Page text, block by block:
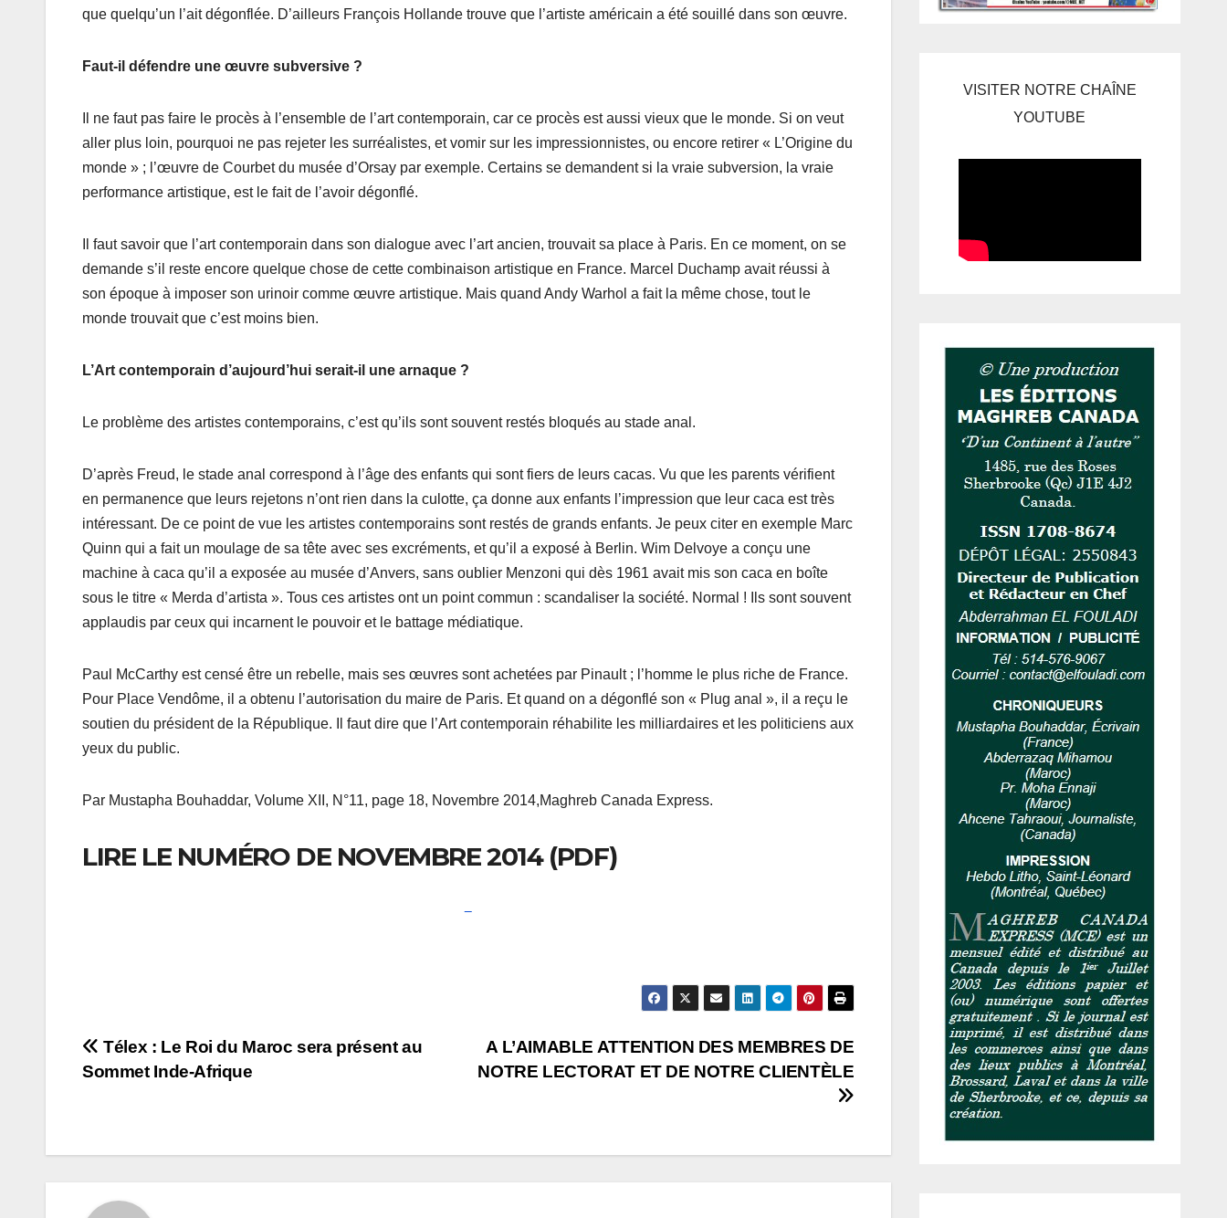
que quelqu’un l’ait dégonflée. D’ailleurs François Hollande trouve que l’artiste américain a été souillé dans son œuvre.
Faut-il défendre une œuvre subversive ?
Il ne faut pas faire le procès à l’ensemble de l’art contemporain, car ce procès est aussi vieux que le monde. Si on veut
aller plus loin, pourquoi ne pas rejeter les surréalistes, et vomir sur les impressionnistes, ou encore retirer « L’Origine du
monde » ; l’œuvre de Courbet du musée d’Orsay par exemple. Certains se demandent si la vraie subversion, la vraie
performance artistique, est le fait de l’avoir dégonflé.
Il faut savoir que l’art contemporain dans son dialogue avec l’art ancien, trouvait sa place à Paris. En ce moment, on se
demande s’il reste encore quelque chose de cette combinaison artistique en France. Marcel Duchamp avait réussi à
son époque à imposer son urinoir comme œuvre artistique. Mais quand Andy Warhol a fait la même chose, tout le
monde trouvait que c’est moins bien.
L’Art contemporain d’aujourd’hui serait-il une arnaque ?
Le problème des artistes contemporains, c’est qu’ils sont souvent restés bloqués au stade anal.
D’après Freud, le stade anal correspond à l’âge des enfants qui sont fiers de leurs cacas. Vu que les parents vérifient
en permanence que leurs rejetons n’ont rien dans la culotte, ça donne aux enfants l’impression que leur caca est très
intéressant. De ce point de vue les artistes contemporains sont restés de grands enfants. Je peux citer en exemple Marc
Quinn qui a fait un moulage de sa tête avec ses excréments, et qu’il a exposé à Berlin. Wim Delvoye a conçu une
machine à caca qu’il a exposée au musée d’Anvers, sans oublier Menzoni qui dès 1961 avait mis son caca en boîte
sous le titre « Merda d’artista ». Tous ces artistes ont un point commun : scandaliser la société. Normal ! Ils sont souvent
applaudis par ceux qui incarnent le pouvoir et le battage médiatique.
Paul McCarthy est censé être un rebelle, mais ses œuvres sont achetées par Pinault ; l’homme le plus riche de France.
Pour Place Vendôme, il a obtenu l’autorisation du maire de Paris. Et quand on a dégonflé son « Plug anal », il a reçu le
soutien du président de la République. Il faut dire que l’Art contemporain réhabilite les milliardaires et les politiciens aux
yeux du public.
Par Mustapha Bouhaddar, Volume XII, N°11, page 18, Novembre 2014,Maghreb Canada Express.
LIRE LE NUMÉRO DE NOVEMBRE 2014 (PDF)
Navigation
A L’AIMABLE ATTENTION DES MEMBRES DE
NOTRE LECTORAT ET DE NOTRE CLIENTÈLE
Télex : Le Roi du Maroc sera présent au
Sommet Inde-Afrique
VISITER NOTRE CHAÎNE
YOUTUBE